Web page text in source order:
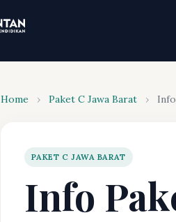
Home › Paket C Jawa Barat ›
PAKET C JAWA BARAT
Info